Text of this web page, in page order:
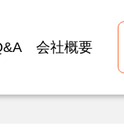
会社概要